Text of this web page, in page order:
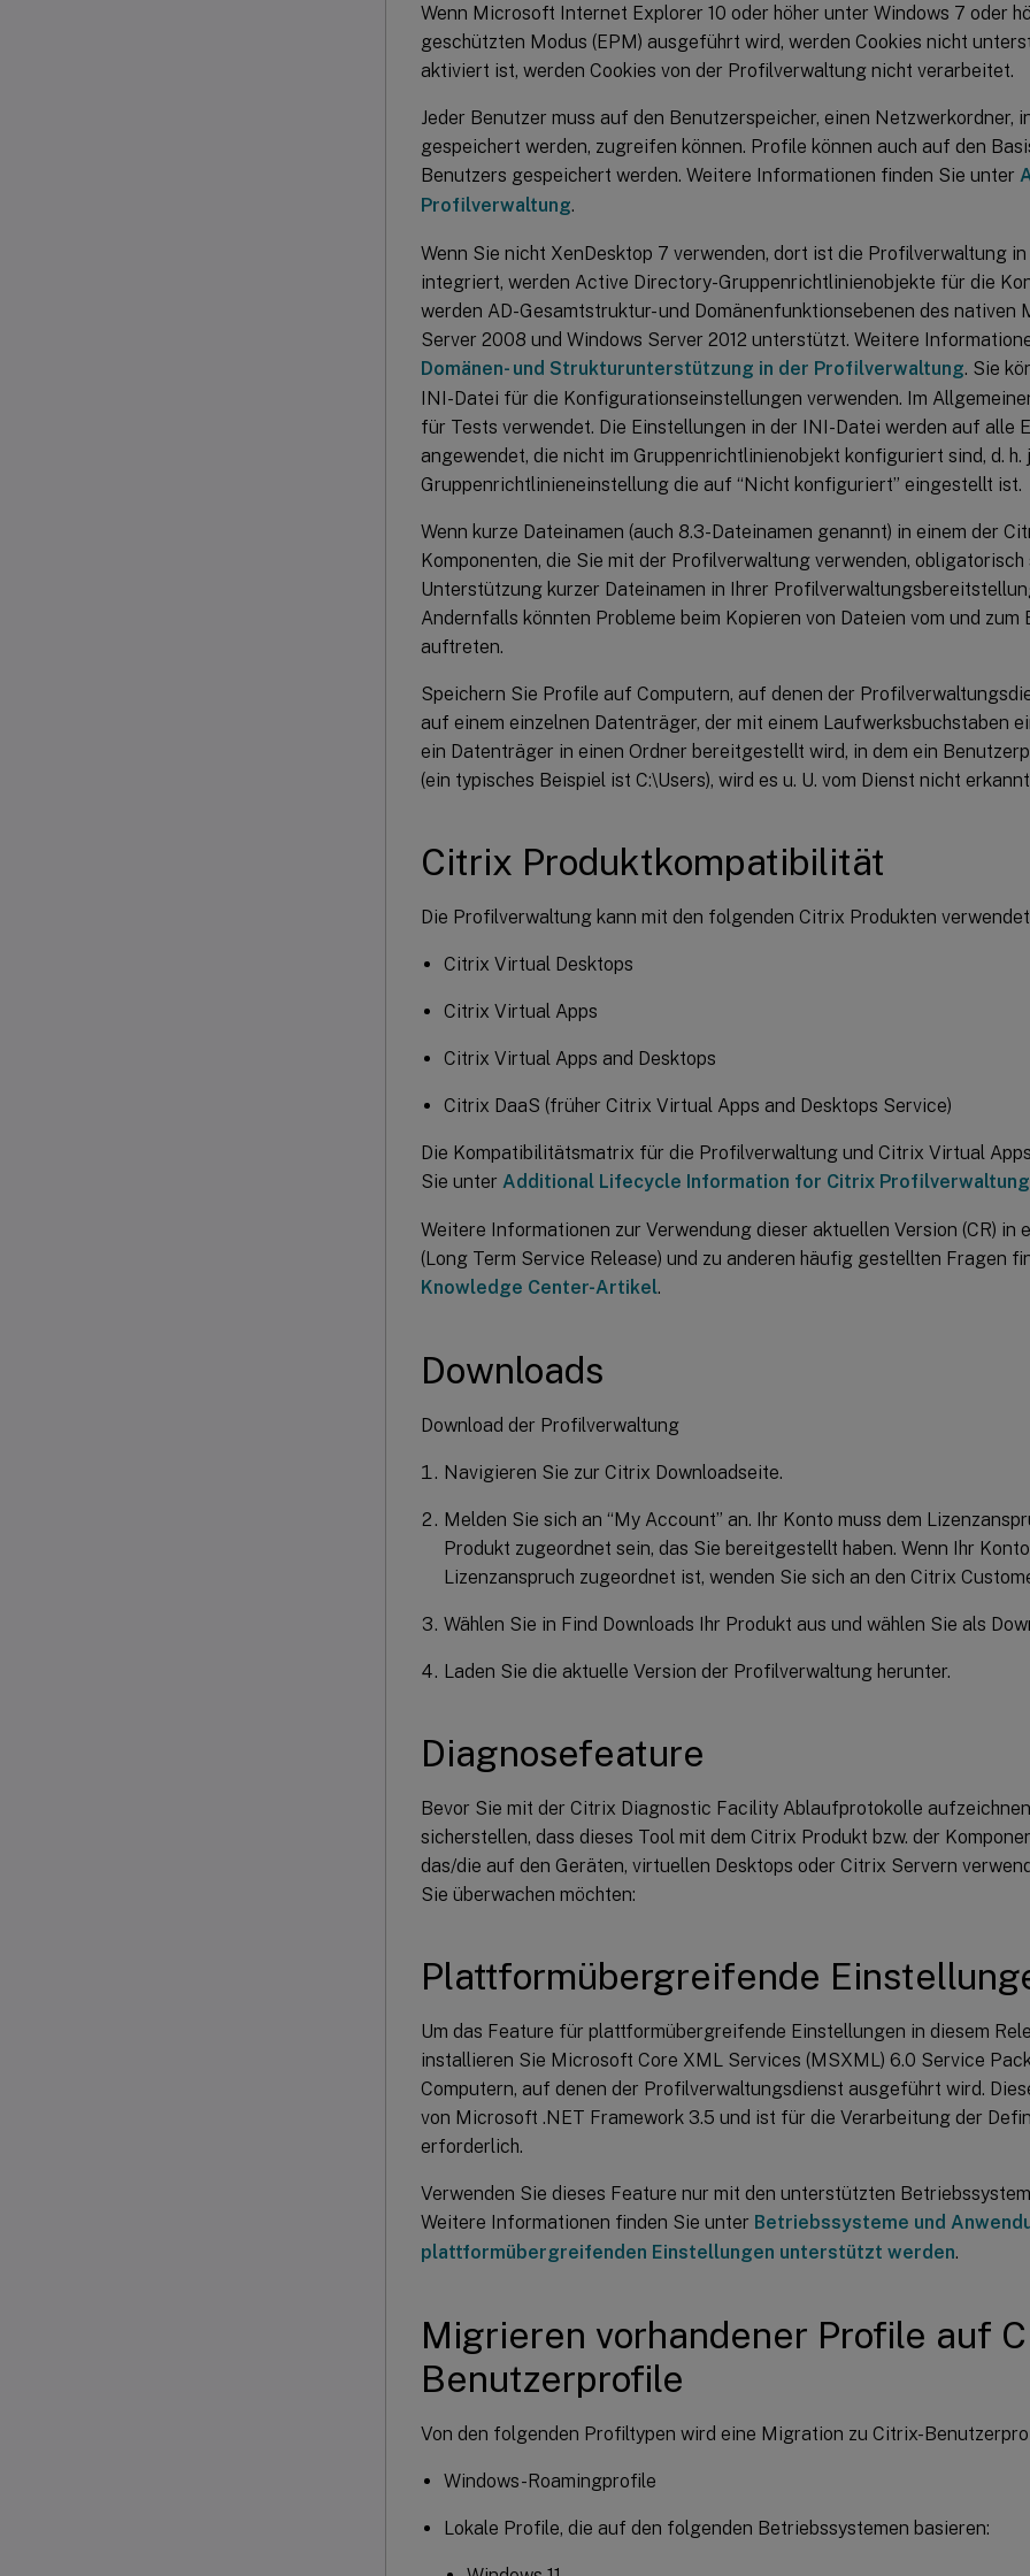
Wenn Microsoft Internet Explorer 10 oder höher unter Windows 7 oder
geschützten Modus (EPM) ausgeführt wird, werden Cookies nicht
aktiviert ist, werden Cookies von der Profilverwaltung nicht verarbeitet.
Jeder Benutzer muss auf den Benutzerspeicher, einen Netzwerkordner,
gespeichert werden, zugreifen können. Profile können auch auf den
Benutzers gespeichert werden. Weitere Informationen finden Sie unter
Profilverwaltung.
Wenn Sie nicht XenDesktop 7 verwenden, dort ist die Profilverwaltung
integriert, werden Active Directory-Gruppenrichtlinienobjekte für die
werden AD-Gesamtstruktur- und Domänenfunktionsebenen des nativen
Server 2008 und Windows Server 2012 unterstützt. Weitere
Domänen- und Strukturunterstützung in der Profilverwaltung. Sie
INI-Datei für die Konfigurationseinstellungen verwenden. Im
für Tests verwendet. Die Einstellungen in der INI-Datei werden auf alle
angewendet, die nicht im Gruppenrichtlinienobjekt konfiguriert sind, d. h.
Gruppenrichtlinieneinstellung die auf “Nicht konfiguriert” eingestellt ist.
Wenn kurze Dateinamen (auch 8.3-Dateinamen genannt) in einem der
Komponenten, die Sie mit der Profilverwaltung verwenden,
Unterstützung kurzer Dateinamen in Ihrer
Andernfalls könnten Probleme beim Kopieren von Dateien vom und zum
auftreten.
Speichern Sie Profile auf Computern, auf denen der
auf einem einzelnen Datenträger, der mit einem Laufwerksbuchstaben
ein Datenträger in einen Ordner bereitgestellt wird, in dem ein
(ein typisches Beispiel ist C:\Users), wird es u. U. vom Dienst nicht
Citrix Produktkompatibilität
Die Profilverwaltung kann mit den folgenden Citrix Produkten
Citrix Virtual Desktops
Citrix Virtual Apps
Citrix Virtual Apps and Desktops
Citrix DaaS (früher Citrix Virtual Apps and Desktops Service)
Die Kompatibilitätsmatrix für die Profilverwaltung und Citrix Virtual
Sie unter Additional Lifecycle Information for Citrix Profilverwaltung
Weitere Informationen zur Verwendung dieser aktuellen Version (CR) in
(Long Term Service Release) und zu anderen häufig gestellten Fragen
Knowledge Center-Artikel.
Downloads
Download der Profilverwaltung
Navigieren Sie zur Citrix Downloadseite.
Melden Sie sich an “My Account” an. Ihr Konto muss dem
Produkt zugeordnet sein, das Sie bereitgestellt haben. Wenn Ihr
Lizenzanspruch zugeordnet ist, wenden Sie sich an den Citrix
Wählen Sie in Find Downloads Ihr Produkt aus und wählen Sie als
Laden Sie die aktuelle Version der Profilverwaltung herunter.
Diagnosefeature
Bevor Sie mit der Citrix Diagnostic Facility Ablaufprotokolle
sicherstellen, dass dieses Tool mit dem Citrix Produkt bzw. der
das/die auf den Geräten, virtuellen Desktops oder Citrix Servern
Sie überwachen möchten:
Plattformübergreifende
Um das Feature für plattformübergreifende Einstellungen in diesem
installieren Sie Microsoft Core XML Services (MSXML) 6.0 Service
Computern, auf denen der Profilverwaltungsdienst ausgeführt wird.
von Microsoft .NET Framework 3.5 und ist für die Verarbeitung der
erforderlich.
Verwenden Sie dieses Feature nur mit den unterstützten
Weitere Informationen finden Sie unter Betriebssysteme und
plattformübergreifenden Einstellungen unterstützt werden.
Migrieren vorhandener Profile auf
Benutzerprofile
Von den folgenden Profiltypen wird eine Migration zu Citrix-
Windows-Roamingprofile
Lokale Profile, die auf den folgenden Betriebssystemen basieren: